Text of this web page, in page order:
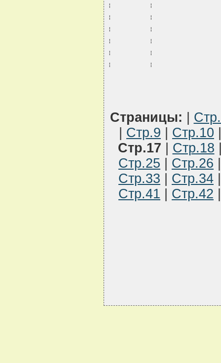
¦           ¦
¦           ¦
¦           ¦
¦           ¦
¦           ¦
¦           ¦
Страницы:
Стр.9 Стр.10
Стр.17
Стр.18
Стр.25
Стр.26
Стр.33
Стр.34
Стр.41
Стр.42